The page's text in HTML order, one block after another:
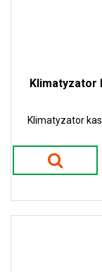
Klimatyzator
Klimatyzator